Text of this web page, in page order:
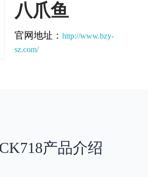
八爪鱼
官网地址：http://www.bzy-
sz.com/
产品介绍